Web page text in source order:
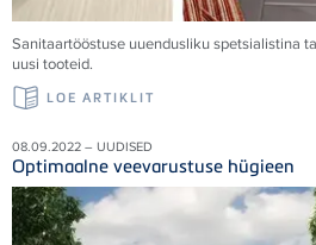
Sanitaartööstuse uuendusliku spetsialistina
uusi tooteid.
LOE ARTIKLIT
08.09.2022 – UUDISED
Optimaalne veevarustuse hügieen